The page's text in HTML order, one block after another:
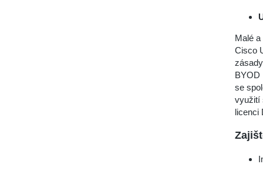
Malé
Cisco
BYOD
se
využití
licenci